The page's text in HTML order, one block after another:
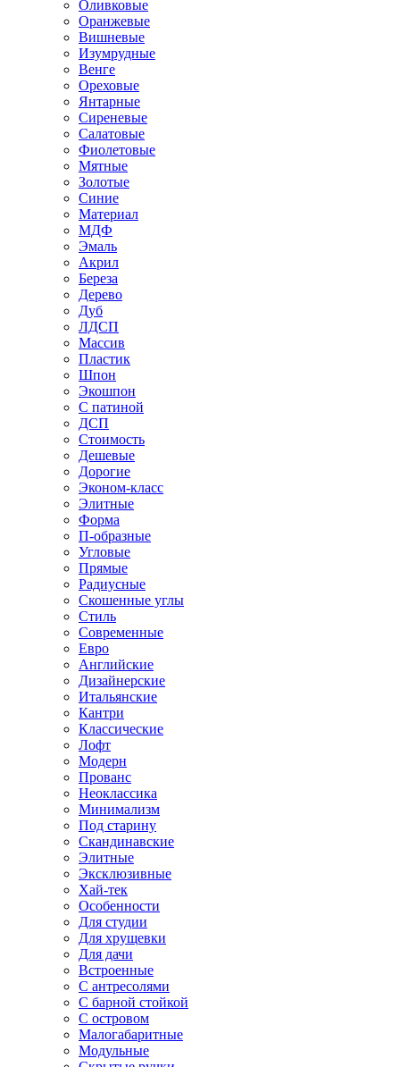
Оливковые
Оранжевые
Вишневые
Изумрудные
Венге
Ореховые
Янтарные
Сиреневые
Салатовые
Фиолетовые
Мятные
Золотые
Синие
Материал
МДФ
Эмаль
Акрил
Береза
Дерево
Дуб
ЛДСП
Массив
Пластик
Шпон
Экошпон
С патиной
ДСП
Стоимость
Дешевые
Дорогие
Эконом-класс
Элитные
Форма
П-образные
Угловые
Прямые
Радиусные
Скошенные углы
Стиль
Современные
Евро
Английские
Дизайнерские
Итальянские
Кантри
Классические
Лофт
Модерн
Прованс
Неоклассика
Минимализм
Под старину
Скандинавские
Элитные
Эксклюзивные
Хай-тек
Особенности
Для студии
Для хрущевки
Для дачи
Встроенные
С антресолями
С барной стойкой
С островом
Малогабаритные
Модульные